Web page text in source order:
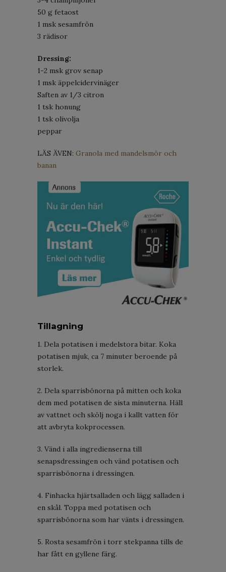
50 g fetaost
1 msk sesamfrön
3 rädisor
Dressing:
1-2 msk grov senap
1 msk äppelcidervinäger
Saften av 1/3 citron
1 tsk honung
1 tsk olivolja
peppar
LÄS ÄVEN: Granola med mandelsmör och
banan
Tillagning
1. Dela potatisen i medelstora bitar. Koka
potatisen mjuk, ca 7 minuter beroende på
storlek.
2. Dela sparrisbönorna på mitten och koka
dem med potatisen de sista minuterna. Häll
av vattnet och skölj noga i kallt vatten för
att avbryta kokprocessen.
3. Vänd i alla ingredienserna till
senapsdressingen och vänd potatisen och
sparrisbönorna i dressingen.
4. Finhacka hjärtsalladen och lägg salladen i
en skål. Toppa med potatisen och
sparrisbönorna som har vänts i dressingen.
5. Rosta sesamfrön i torr stekpanna tills de
har fått en gyllene färg.